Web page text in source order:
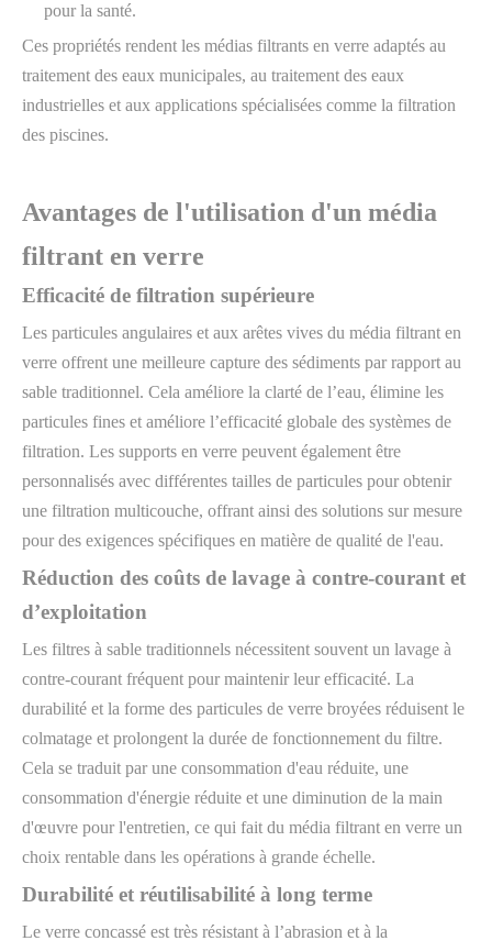
pour la santé.
Ces propriétés rendent les médias filtrants en verre adaptés au
traitement des eaux municipales, au traitement des eaux
industrielles et aux applications spécialisées comme la filtration
des piscines.
Avantages de l'utilisation d'un média
filtrant en verre
Efficacité de filtration supérieure
Les particules angulaires et aux arêtes vives du média filtrant en
verre offrent une meilleure capture des sédiments par rapport au
sable traditionnel. Cela améliore la clarté de l’eau, élimine les
particules fines et améliore l’efficacité globale des systèmes de
filtration. Les supports en verre peuvent également être
personnalisés avec différentes tailles de particules pour obtenir
une filtration multicouche, offrant ainsi des solutions sur mesure
pour des exigences spécifiques en matière de qualité de l'eau.
Réduction des coûts de lavage à contre-courant et
d’exploitation
Les filtres à sable traditionnels nécessitent souvent un lavage à
contre-courant fréquent pour maintenir leur efficacité. La
durabilité et la forme des particules de verre broyées réduisent le
colmatage et prolongent la durée de fonctionnement du filtre.
Cela se traduit par une consommation d'eau réduite, une
consommation d'énergie réduite et une diminution de la main
d'œuvre pour l'entretien, ce qui fait du média filtrant en verre un
choix rentable dans les opérations à grande échelle.
Durabilité et réutilisabilité à long terme
Le verre concassé est très résistant à l’abrasion et à la